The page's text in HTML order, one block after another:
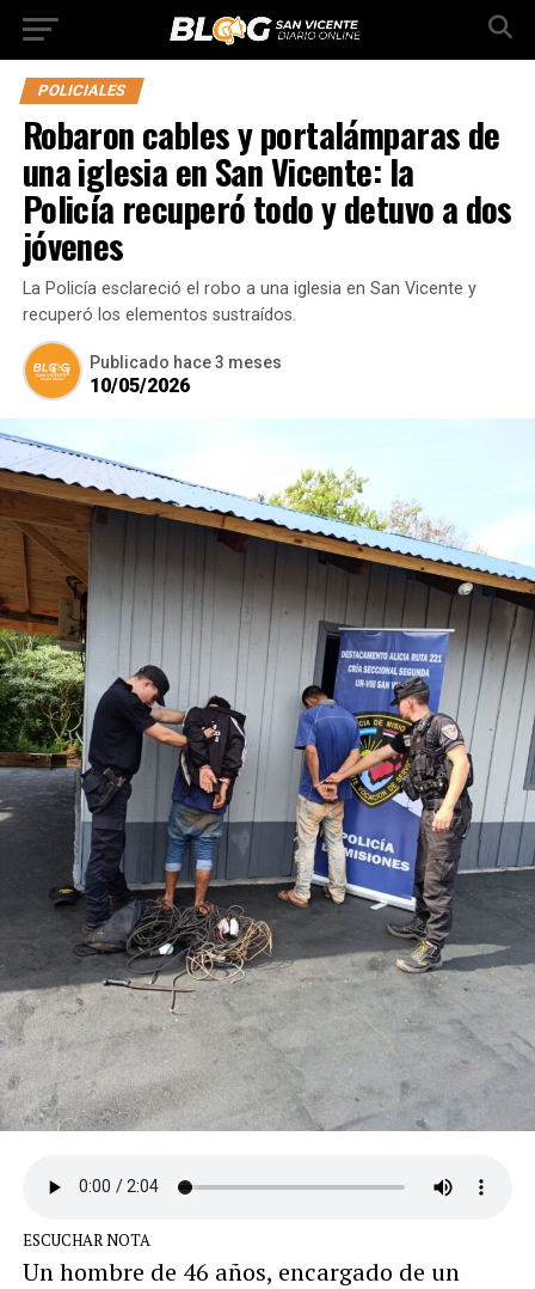
POLICIALES
Robaron cables y portalámparas de
una iglesia en San Vicente: la
Policía recuperó todo y detuvo a dos
jóvenes
La Policía esclareció el robo a una iglesia en San Vicente y
recuperó los elementos sustraídos.
Publicado hace 3 meses
10/05/2026
ESCUCHAR NOTA
Un hombre de 46 años, encargado de un